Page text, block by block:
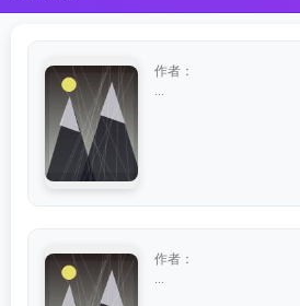
作者：
作者：